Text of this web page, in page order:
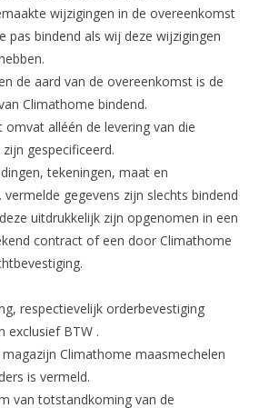
wijzigingen in de overeenkomst
pas bindend als wij deze wijzigingen
de aard van de overeenkomst is de
Climathome bindend.
alléén de levering van die
gespecificeerd.
tekeningen, maat en
vermelde gegevens zijn slechts bindend
uitdrukkelijk zijn opgenomen in een
contract of een door Climathome
respectievelijk orderbevestiging
exclusief BTW .
Climathome maasmechelen
is vermeld.
van totstandkoming van de